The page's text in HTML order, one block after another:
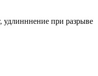
удлинннение при разрыве